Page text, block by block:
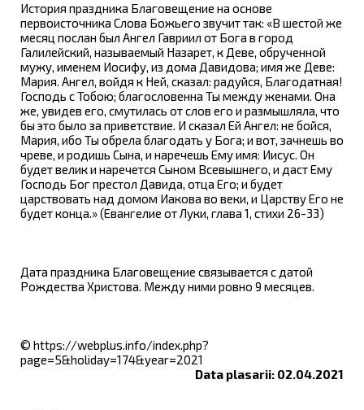
История праздника Благовещение на основе
первоисточника Слова Божьего звучит так: «В шестой же
месяц послан был Ангел Гавриил от Бога в город
Галилейский, называемый Назарет, к Деве, обрученной
мужу, именем Иосифу, из дома Давидова; имя же Деве:
Мария. Ангел, войдя к Ней, сказал: радуйся, Благодатная!
Господь с Тобою; благословенна Ты между женами. Она
же, увидев его, смутилась от слов его и размышляла, что
бы это было за приветствие. И сказал Ей Ангел: не бойся,
Мария, ибо Ты обрела благодать у Бога; и вот, зачнешь во
чреве, и родишь Сына, и наречешь Ему имя: Иисус. Он
будет велик и наречется Сыном Всевышнего, и даст Ему
Господь Бог престол Давида, отца Его; и будет
царствовать над домом Иакова во веки, и Царству Его не
будет конца.» (Евангелие от Луки, глава 1, стихи 26-33)
Дата праздника Благовещение связывается с датой
Рождества Христова. Между ними ровно 9 месяцев.
© https://webplus.info/index.php?
page=5&holiday=174&year=2021
Data plasarii: 02.04.2021